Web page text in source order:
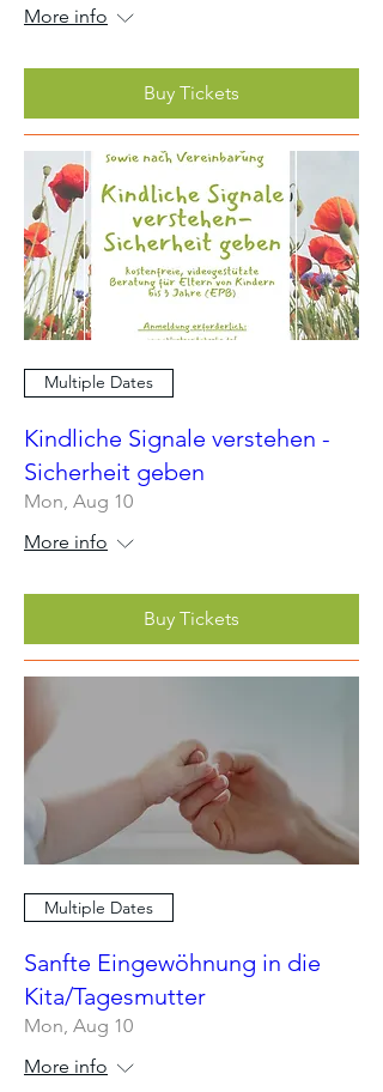
More info
Buy Tickets
Multiple Dates
Kindliche Signale verstehen -
Sicherheit geben
Mon, Aug 10
More info
Buy Tickets
Multiple Dates
Sanfte Eingewöhnung in die
Kita/Tagesmutter
Mon, Aug 10
More info